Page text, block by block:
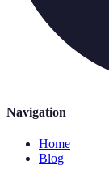
Navigation
Home
Blog